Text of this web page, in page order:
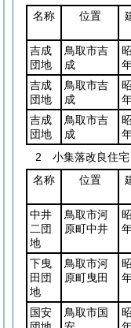
名称
位置
吉成
団地
鳥取市吉
成
吉成
団地
鳥取市吉
成
吉成
団地
鳥取市吉
成
2 小集落改良住宅
名称
位置
中井
二団
地
鳥取市河
原町中井
下曳
田団
地
鳥取市河
原町曳田
国安
鳥取市国